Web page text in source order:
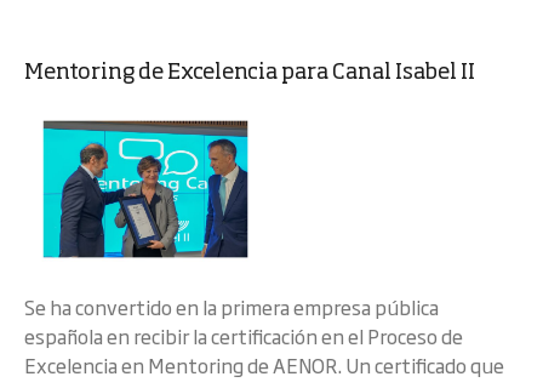
Mentoring de Excelencia para Canal Isabel II
Se ha convertido en la primera empresa pública
española en recibir la certificación en el Proceso de
Excelencia en Mentoring de AENOR. Un certificado que